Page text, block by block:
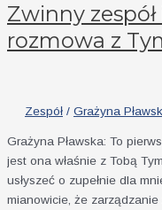
Zwinny
rozmowa z
Zespół / Grażyna
Grażyna Pławska: To
jest ona właśnie z Tobą
usłyszeć o zupełnie dla
mianowicie, że